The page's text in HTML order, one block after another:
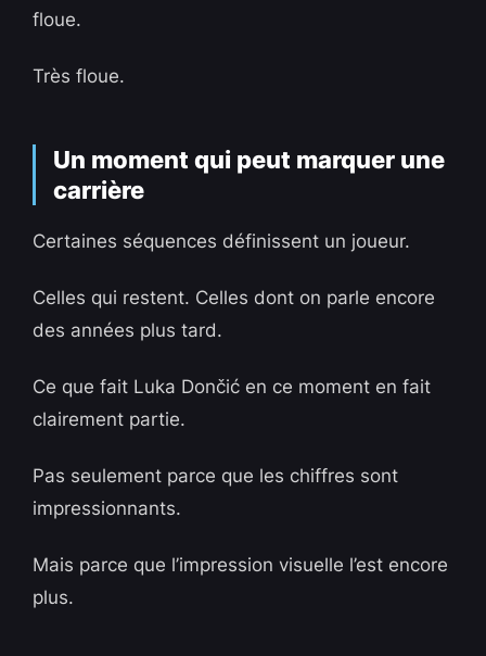
floue.
Très floue.
Un moment qui peut marquer une
carrière
Certaines séquences définissent un joueur.
Celles qui restent. Celles dont on parle encore
des années plus tard.
Ce que fait Luka Dončić en ce moment en fait
clairement partie.
Pas seulement parce que les chiffres sont
impressionnants.
Mais parce que l’impression visuelle l’est encore
plus.